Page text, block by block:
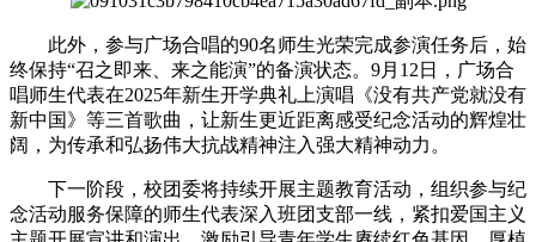
此外，参与广场合唱的90名师生光荣完成参演任务后，始
终保持“召之即来、来之能演”的备演状态。9月12日，广场合
唱师生代表在2025年新生开学典礼上演唱《没有共产党就没有
新中国》等三首歌曲，让新生更近距离感受纪念活动的辉煌壮
阔，为传承和弘扬伟大抗战精神注入强大精神动力。
下一阶段，校团委将持续开展主题教育活动，组织参与纪
念活动服务保障的师生代表深入班团支部一线，紧扣爱国主义